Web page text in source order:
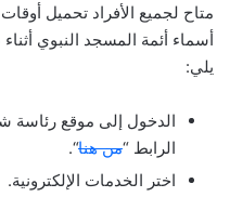
متاح لجميع الأفراد تحميل
أسماء أئمة المسجد النبوي
يلي:
الدخول إلى موقع رئاسة
الرابط “من هنا“.
اختر الخدمات الإلكترونية.